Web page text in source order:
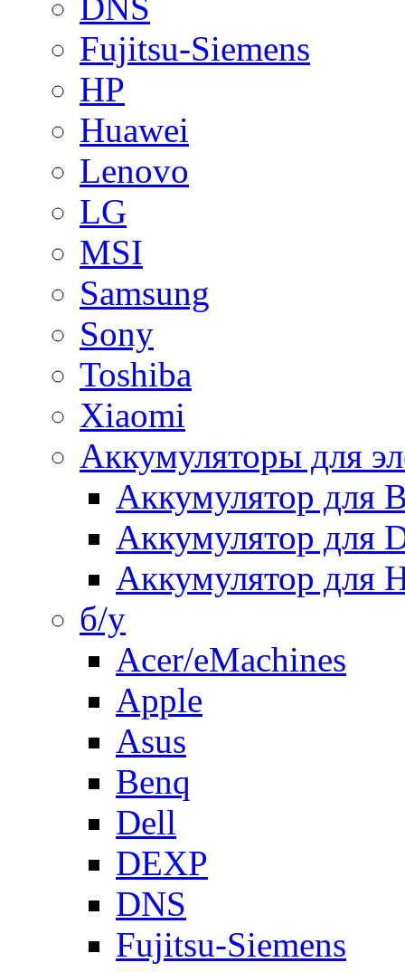
Fujitsu-Siemens
HP
Huawei
Lenovo
LG
MSI
Samsung
Sony
Toshiba
Xiaomi
Аккумуляторы для
Аккумулятор для
Аккумулятор для
Аккумулятор для
б/у
Acer/eMachines
Apple
Asus
Benq
Dell
DEXP
DNS
Fujitsu-Siemens